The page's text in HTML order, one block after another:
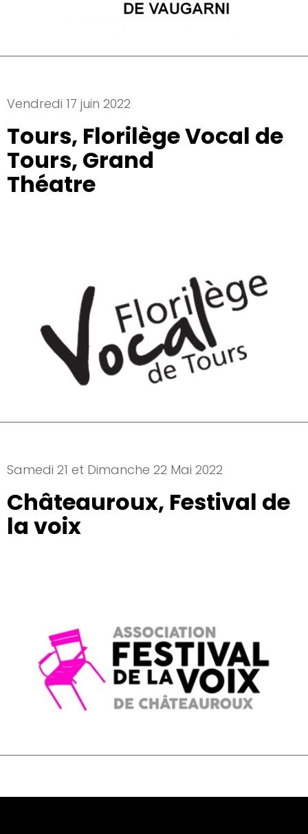
Vendredi 17 juin 2022
Tours, Florilège Vocal de
Tours, Grand
Théatre
Samedi 21 et Dimanche 22 Mai 2022
Châteauroux, Festival de
la voix